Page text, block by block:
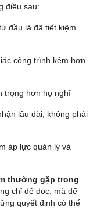
điều sau:
đầu là đã tiết kiệm
công trình kém hơn
trọng hơn họ nghĩ
lâu dài, không phải
áp lực quản lý và
thường gặp trong
chỉ để đọc, mà để
quyết định có thể